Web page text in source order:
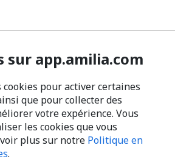
sur app.amilia.com
pour activer certaines
que pour collecter des
votre expérience. Vous
les cookies que vous
plus sur notre Politique en
.